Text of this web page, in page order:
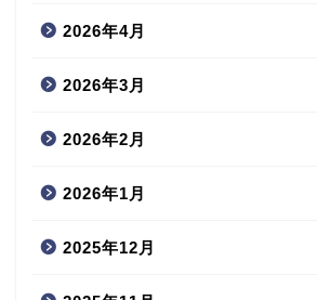
2026年4月
2026年3月
2026年2月
2026年1月
2025年12月